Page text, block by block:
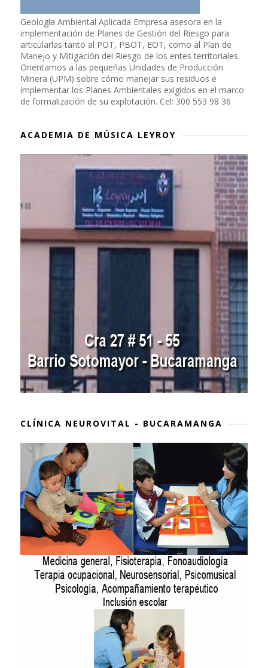
Geología Ambiental Aplicada Empresa asesora en la
implementación de Planes de Gestión del Riesgo para
articularlas tanto al POT, PBOT, EOT, como al Plan de
Manejo y Mitigación del Riesgo de los entes territoriales.
Orientamos a las pequeñas Unidades de Producción
Minera (UPM) sobre cómo manejar sus residuos e
implementar los Planes Ambientales exigidos en el marco
de formalización de su explotación. Cel: 300 553 98 36
ACADEMIA DE MÚSICA LEYROY
CLÍNICA NEUROVITAL - BUCARAMANGA